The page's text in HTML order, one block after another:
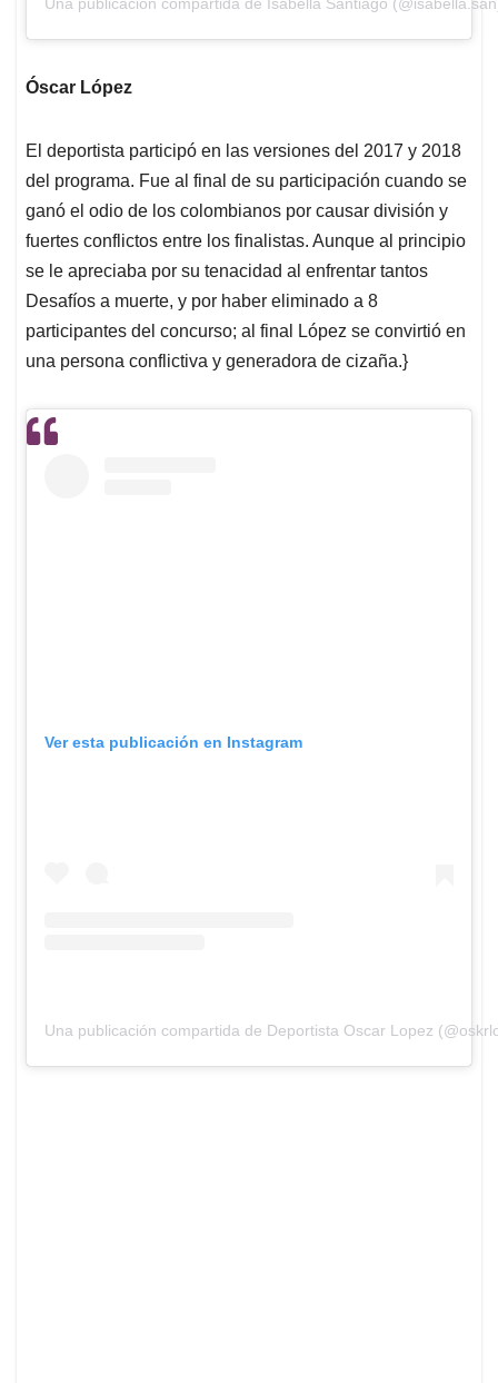
Una publicación compartida de Isabella Santiago
Óscar López
El deportista participó en las versiones del 2017 y 2018
del programa. Fue al final de su participación cuando se
ganó el odio de los colombianos por causar división y
fuertes conflictos entre los finalistas. Aunque al principio
se le apreciaba por su tenacidad al enfrentar tantos
Desafíos a muerte, y por haber eliminado a 8
participantes del concurso; al final López se convirtió en
una persona conflictiva y generadora de cizaña.}
Ver esta publicación en Instagram
Una publicación compartida de Deportista Oscar Lopez